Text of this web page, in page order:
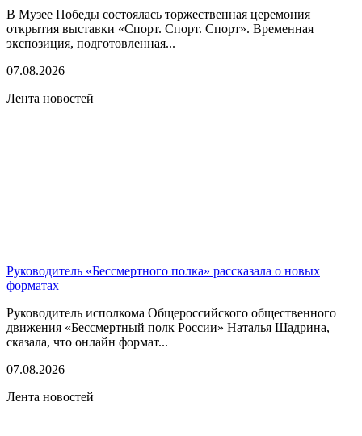
В Музее Победы состоялась торжественная церемония
открытия выставки «Спорт. Спорт. Спорт». Временная
экспозиция, подготовленная...
07.08.2026
Лента новостей
Руководитель «Бессмертного полка» рассказала о новых
форматах
Руководитель исполкома Общероссийского общественного
движения «Бессмертный полк России» Наталья Шадрина,
сказала, что онлайн формат...
07.08.2026
Лента новостей